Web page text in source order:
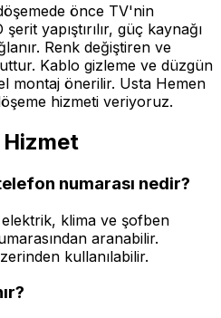
önce TV'nin
yapıştırılır, güç kaynağı
Renk değiştiren ve
Kablo gizleme ve düzgün
montaj önerilir. Usta Hemen
hizmeti veriyoruz.
Hizmet
numarası nedir?
klima ve şofben
aranabilir.
kullanılabilir.